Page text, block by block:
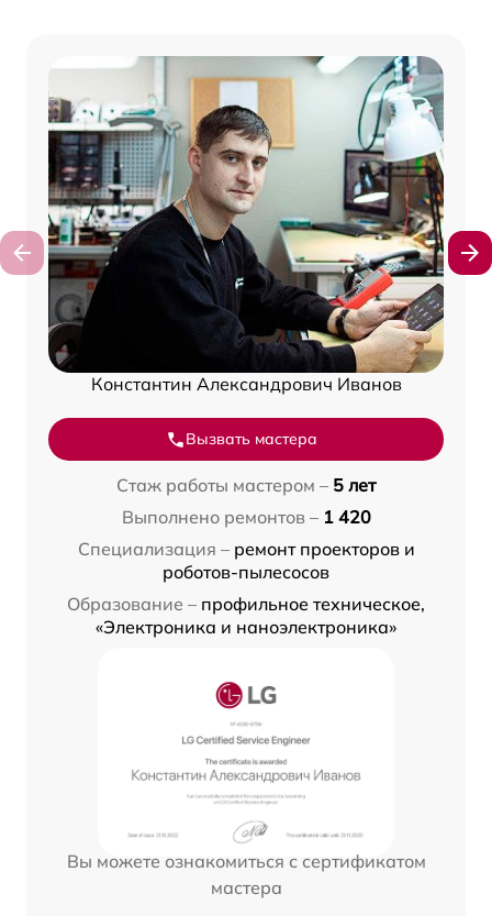
Константин Александрович Иванов
Вызвать мастера
Стаж работы мастером – 5 лет
Выполнено ремонтов – 1 420
Специализация – ремонт проекторов и
роботов-пылесосов
Образование – профильное техническое,
«Электроника и наноэлектроника»
Вы можете ознакомиться с сертификатом
мастера